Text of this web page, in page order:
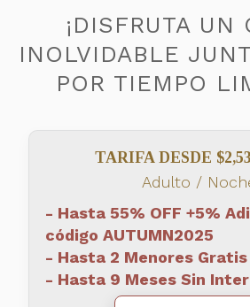
¡DISFRUTA UN
INOLVIDABLE
POR TIEMPO
TARIFA DESDE
Adulto /
- Hasta 55% OFF +5%
código AUTUMN2025
- Hasta 2 Menores Gratis
- Hasta 9 Meses Sin